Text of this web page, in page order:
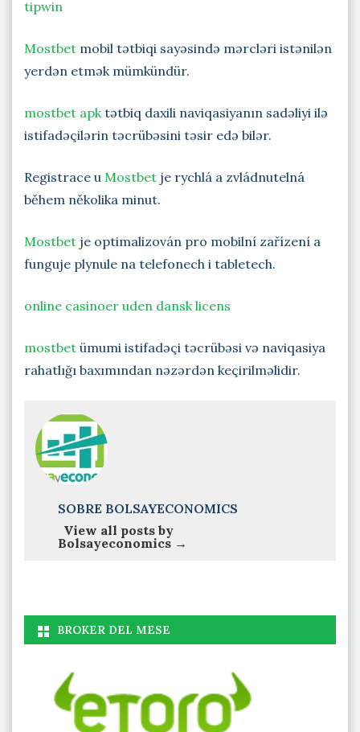
tipwin
Mostbet mobil tətbiqi sayəsində mərcləri istənilən
yerdən etmək mümkündür.
mostbet apktətbiq daxili naviqasiyanın sadəliyi ilə
istifadəçilərin təcrübəsini təsir edə bilər.
Registrace u Mostbet je rychlá a zvládnutelná
během několika minut.
Mostbet je optimalizován pro mobilní zařízení a
funguje plynule na telefonech i tabletech.
online casinoer uden dansk licens
mostbet ümumi istifadəçi təcrübəsi və naviqasiya
rahatlığı baxımından nəzərdən keçirilməlidir.
SOBRE BOLSAYECONOMICS
View all posts by
Bolsayeconomics →
BROKER DEL MESE